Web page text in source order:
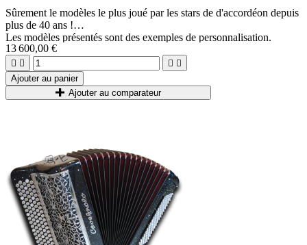
Sûrement le modèles le plus joué par les stars de d'accordéon depuis
plus de 40 ans !
Les modèles présentés sont des exemples de personnalisation.
13 600,00 €
   
Ajouter au panier
Ajouter au comparateur